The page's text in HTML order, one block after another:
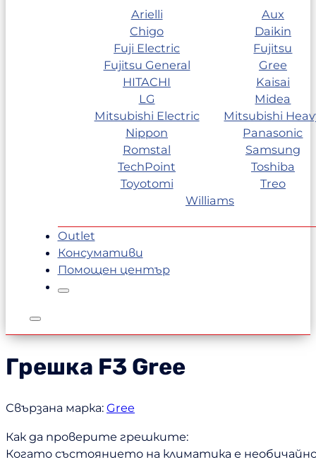
Arielli
Aux
Chigo
Daikin
Fuji Electric
Fujitsu
Fujitsu General
Gree
HITACHI
Kaisai
LG
Midea
Mitsubishi Electric
Mitsubishi
Nippon
Panasonic
Romstal
Samsung
TechPoint
Toshiba
Toyotomi
Treo
Williams
Outlet
Консумативи
Помощен център
Грешка F3 Gree
Свързана марка: Gree
Как да проверите грешките:
Когато състоянието на климатика е